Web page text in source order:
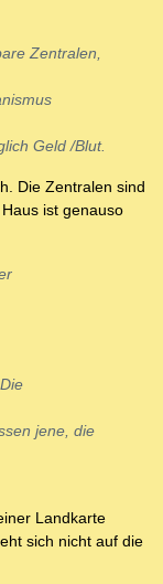
Zentralen,
Geld /Blut.
Die Zentralen sind
ist genauso
jene, die
Landkarte
sich nicht auf die